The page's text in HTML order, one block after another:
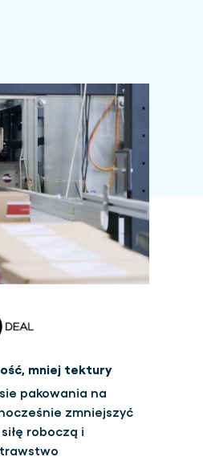
mniej tektury
pakowania na
zmniejszyć
roboczą i